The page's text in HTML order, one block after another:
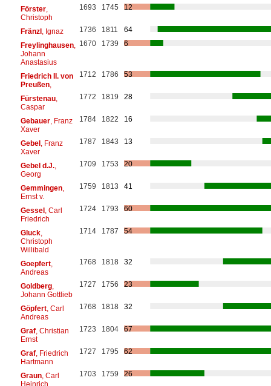
Förster,
Christoph
1693 1745 12
Fränzl, Ignaz 1736 1811
64
Freylinghausen,
Johann
Anastasius
1670 1739 6
Friedrich II. von
Preußen,
1712 1786 53
Fürstenau,
Caspar
1772 1819 28
Gebauer, Franz
Xaver
1784 1822 16
Gebel, Franz
Xaver
1787 1843 13
Gebel d.J.,
Georg
1709 1753 20
Gemmingen,
Ernst v.
1759 1813 41
Gessel, Carl
Friedrich
1724 1793 60
Gluck,
Christoph
Willibald
1714 1787 54
Goepfert,
Andreas
1768 1818 32
Goldberg,
Johann Gottlieb
1727 1756 23
Göpfert, Carl
Andreas
1768 1818 32
Graf, Christian
Ernst
1723 1804 67
Graf, Friedrich
Hartmann
1727 1795 62
Graun, Carl
Heinrich
1703 1759 26